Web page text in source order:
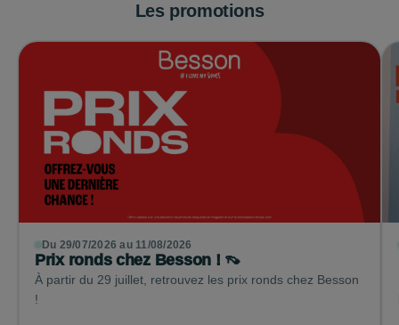
Les promotions
Du 29/07/2026 au 11/08/2026
Prix ronds chez Besson ! 👡
À partir du 29 juillet, retrouvez les prix ronds chez Besson
!